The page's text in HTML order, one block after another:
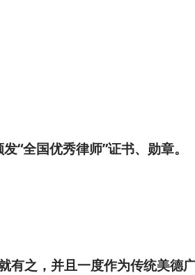
发“全国优秀律师”证书、勋章
有之，并且一度作为传统美德